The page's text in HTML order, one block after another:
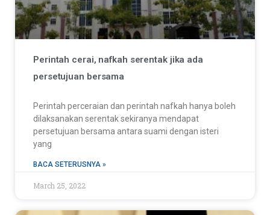
Perintah cerai, nafkah serentak jika ada
persetujuan bersama
Perintah perceraian dan perintah nafkah hanya boleh
dilaksanakan serentak sekiranya mendapat
persetujuan bersama antara suami dengan isteri
yang
BACA SETERUSNYA »
March 25, 2022